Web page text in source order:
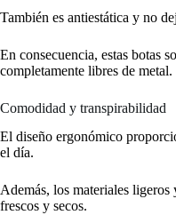
También es antiestática y no
En consecuencia, estas botas
completamente libres de metal.
Comodidad y transpirabilidad
El diseño ergonómico
el día.
Además, los materiales ligeros
frescos y secos.